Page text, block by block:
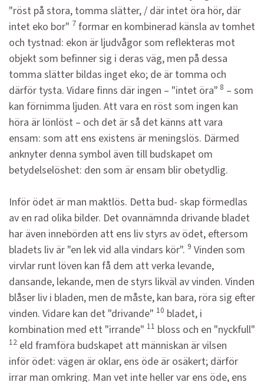
"röst på stora, tomma slätter, / där intet öra hör, där
intet eko bor" 7 formar en kombinerad känsla av tomhet
och tystnad: ekon är ljudvågor som reflekteras mot
objekt som befinner sig i deras väg, men på dessa
tomma slätter bildas inget eko; de är tomma och
därför tysta. Vidare finns där ingen – "intet öra" 8 – som
kan förnimma ljuden. Att vara en röst som ingen kan
höra är lönlöst – och det är så det känns att vara
ensam: som att ens existens är meningslös. Därmed
anknyter denna symbol även till budskapet om
betydelselöshet: den som är ensam blir obetydlig.
Inför ödet är man maktlös. Detta bud- skap förmedlas
av en rad olika bilder. Det ovannämnda drivande bladet
har även innebörden att ens liv styrs av ödet, eftersom
bladets liv är "en lek vid alla vindars kör". 9 Vinden som
virvlar runt löven kan få dem att verka levande,
dansande, lekande, men de styrs likväl av vinden. Vinden
blåser liv i bladen, men de måste, kan bara, röra sig efter
vinden. Vidare kan det "drivande" 10 bladet, i
kombination med ett "irrande" 11 bloss och en "nyckfull"
12 eld framföra budskapet att människan är vilsen
inför ödet: vägen är oklar, ens öde är osäkert; därför
irrar man omkring. Man vet inte heller var ens öde, ens